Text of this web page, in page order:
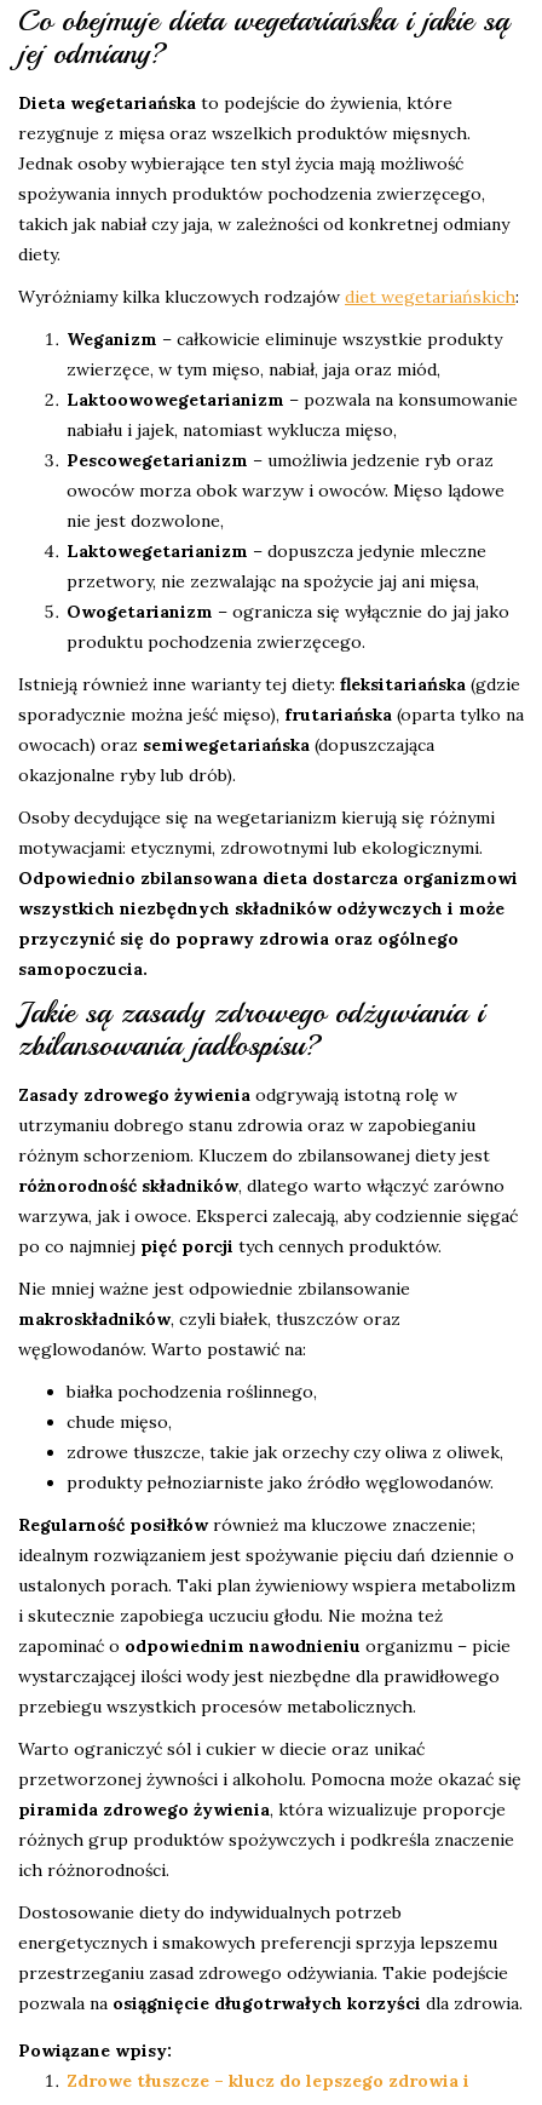
Co obejmuje dieta wegetariańska i jakie są
jej odmiany?
Dieta wegetariańska to podejście do żywienia, które
rezygnuje z mięsa oraz wszelkich produktów mięsnych.
Jednak osoby wybierające ten styl życia mają możliwość
spożywania innych produktów pochodzenia zwierzęcego,
takich jak nabiał czy jaja, w zależności od konkretnej odmiany
diety.
Wyróżniamy kilka kluczowych rodzajów diet wegetariańskich:
Weganizm – całkowicie eliminuje wszystkie produkty
zwierzęce, w tym mięso, nabiał, jaja oraz miód,
Laktoowowegetarianizm – pozwala na konsumowanie
nabiału i jajek, natomiast wyklucza mięso,
Pescowegetarianizm – umożliwia jedzenie ryb oraz
owoców morza obok warzyw i owoców. Mięso lądowe
nie jest dozwolone,
Laktowegetarianizm – dopuszcza jedynie mleczne
przetwory, nie zezwalając na spożycie jaj ani mięsa,
Owogetarianizm – ogranicza się wyłącznie do jaj jako
produktu pochodzenia zwierzęcego.
Istnieją również inne warianty tej diety: fleksitariańska (gdzie
sporadycznie można jeść mięso), frutariańska (oparta tylko na
owocach) oraz semiwegetariańska (dopuszczająca
okazjonalne ryby lub drób).
Osoby decydujące się na wegetarianizm kierują się różnymi
motywacjami: etycznymi, zdrowotnymi lub ekologicznymi.
Odpowiednio zbilansowana dieta dostarcza organizmowi
wszystkich niezbędnych składników odżywczych i może
przyczynić się do poprawy zdrowia oraz ogólnego
samopoczucia.
Jakie są zasady zdrowego odżywiania i
zbilansowania jadłospisu?
Zasady zdrowego żywienia odgrywają istotną rolę w
utrzymaniu dobrego stanu zdrowia oraz w zapobieganiu
różnym schorzeniom. Kluczem do zbilansowanej diety jest
różnorodność składników, dlatego warto włączyć zarówno
warzywa, jak i owoce. Eksperci zalecają, aby codziennie sięgać
po co najmniej pięć porcji tych cennych produktów.
Nie mniej ważne jest odpowiednie zbilansowanie
makroskładników, czyli białek, tłuszczów oraz
węglowodanów. Warto postawić na:
białka pochodzenia roślinnego,
chude mięso,
zdrowe tłuszcze, takie jak orzechy czy oliwa z oliwek,
produkty pełnoziarniste jako źródło węglowodanów.
Regularność posiłkówrównież ma kluczowe znaczenie;
idealnym rozwiązaniem jest spożywanie pięciu dań dziennie o
ustalonych porach. Taki plan żywieniowy wspiera metabolizm
i skutecznie zapobiega uczuciu głodu. Nie można też
zapominać o odpowiednim nawodnieniu organizmu – picie
wystarczającej ilości wody jest niezbędne dla prawidłowego
przebiegu wszystkich procesów metabolicznych.
Warto ograniczyć sól i cukier w diecie oraz unikać
przetworzonej żywności i alkoholu. Pomocna może okazać się
piramida zdrowego żywienia, która wizualizuje proporcje
różnych grup produktów spożywczych i podkreśla znaczenie
ich różnorodności.
Dostosowanie diety do indywidualnych potrzeb
energetycznych i smakowych preferencji sprzyja lepszemu
przestrzeganiu zasad zdrowego odżywiania. Takie podejście
pozwala na osiągnięcie długotrwałych korzyści dla zdrowia.
Powiązane wpisy:
Zdrowe tłuszcze – klucz do lepszego zdrowia i